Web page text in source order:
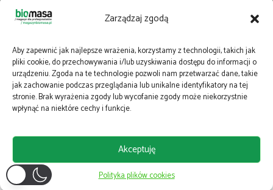
Zarządzaj zgodą
Aby zapewnić jak najlepsze wrażenia, korzystamy z technologii, takich jak
pliki cookie, do przechowywania i/lub uzyskiwania dostępu do informacji o
urządzeniu. Zgoda na te technologie pozwoli nam przetwarzać dane, takie
jak zachowanie podczas przeglądania lub unikalne identyfikatory na tej
stronie. Brak wyrażenia zgody lub wycofanie zgody może niekorzystnie
wpłynąć na niektóre cechy i funkcje.
Akceptuję
Polityka plików cookies
NEWSLETTER
E-WYDANIE
KATALOGI BRANŻOWE
POLITYKA PRYWATNOŚCI